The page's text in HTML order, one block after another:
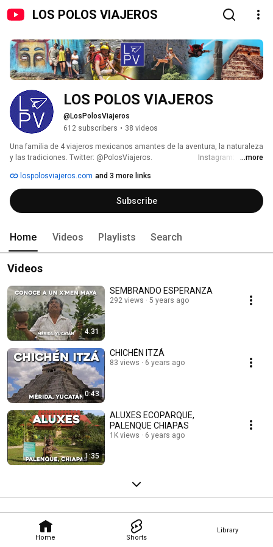
LOS POLOS VIAJEROS
Home Shorts
Library
LOS POLOS VIAJEROS
@LosPolosViajeros
612 subscribers • 38 videos
Una familia de 4 viajeros mexicanos amantes de la aventura, la naturaleza
y las tradiciones. Twitter: @PolosViajeros.                         Instagram:
...more
lospolosviajeros.com and 3 more links
Subscribe
Home Videos Playlists Search
Videos
4:31
SEMBRANDO ESPERANZA
292 views 5 years ago
0:43
CHICHÉN ITZÁ
83 views 6 years ago
1:35
ALUXES ECOPARQUE,
PALENQUE CHIAPAS
1K views 6 years ago